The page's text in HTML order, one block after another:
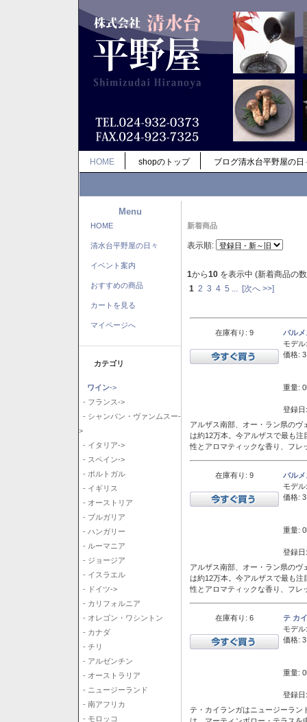
HOME shopのトップ ブログ清水台平野屋の日
Menu
HOME
清水台平野屋の日々
イベント案内
おすすめの商品
カートを見る
マイページへ
カテゴリ
ワイン->
- フランス->
- シャンパン・ヴァンムスー-
>
- イタリア->
- スペイン->
- ポルトガル
- イギリス
- オーストリア
- ブルガリア
- ハンガリー
- ルーマニア
- ジョージア
- イスラエル
- ドイツ->
- カリフォルニア
- オレゴン・ワシントン
- カナダ
- チリ
- アルゼンチン
- オーストラリア
- ニュージーランド
- 南アフリカ
- モロッコ
新着商品
表示順:
1から10 を表示中 (新着商品の
1 2 3 4 5 [次へ >>]
在庫有り: 9
バル
モデル:
価格:
重量:
登録
アルザス南部、オー・ラン県の
は約12万本。今アルザスで最も
性とアロマティックな香り、フレ
在庫有り: 9
バル
モデル:
価格:
重量:
登録
アルザス南部、オー・ラン県の
は約12万本。今アルザスで最も
性とアロマティックな香り、フレ
在庫有り: 6
テ カ
モデル:
価格:
重量:
登録
テ・カイランガはニュージーラン